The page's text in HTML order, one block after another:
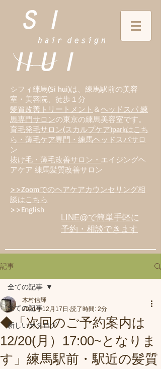
シフィ練馬(Si hui)は、 練馬駅前の美容
室・美容院、徒歩１分
髪質改善トリートメント ＆ヘッドスパ 練
馬専門サロンの東京の練馬美容室です。
育毛発毛サロン(スカルプケア)parkはこち
ら・薄毛ケア専門・練馬ヘッドスパサロ
ン
抜け毛・薄毛改善サロン・ エイジングヘ
アケア 練馬髪質改善サロン
>>Zoomでのヘアケアカウンセリング相
談はこちら
>>English
LINE@で簡単手軽に
予約・相談できます
記事
全ての記事
新しいカタログ
全ての記事
◆「次回のご予約案内は
12/20(月）17:00~となりま
す」練馬駅前・駅近の髪質
木村信輝
2021年12月17日 読了時間: 2分